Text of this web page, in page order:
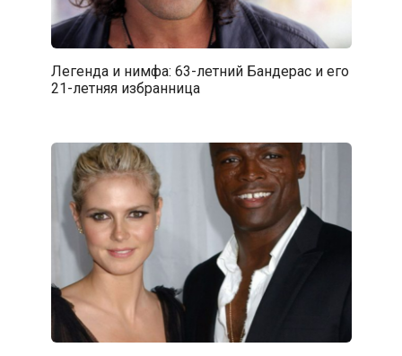
Легенда и нимфа: 63-летний Бандерас и его
21-летняя избранница